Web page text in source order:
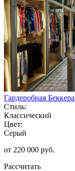
Гардеробная Беккера
Стиль:
Классический
Цвет:
Серый
от 220 000 руб.
Рассчитать